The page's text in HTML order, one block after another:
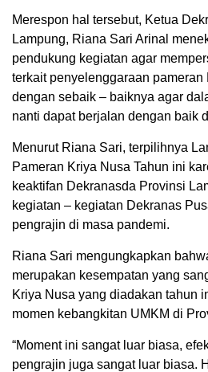
Merespon hal tersebut, Ketua
Lampung, Riana Sari Arinal
pendukung kegiatan agar
terkait penyelenggaraan pameran
dengan sebaik – baiknya agar
nanti dapat berjalan dengan baik
Menurut Riana Sari, terpilihnya
Pameran Kriya Nusa Tahun ini
keaktifan Dekranasda Provinsi
kegiatan – kegiatan Dekranas
pengrajin di masa pandemi.
Riana Sari mengungkapkan
merupakan kesempatan yang
Kriya Nusa yang diadakan tahun
momen kebangkitan UMKM di
“Moment ini sangat luar biasa,
pengrajin juga sangat luar biasa.